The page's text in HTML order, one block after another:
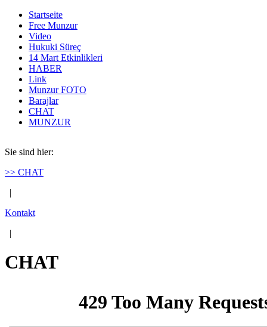
Startseite
Free Munzur
Video
Hukuki Süreç
14 Mart Etkinlikleri
HABER
Link
Munzur FOTO
Barajlar
CHAT
MUNZUR
Sie sind hier:
>> CHAT
|
Kontakt
|
CHAT